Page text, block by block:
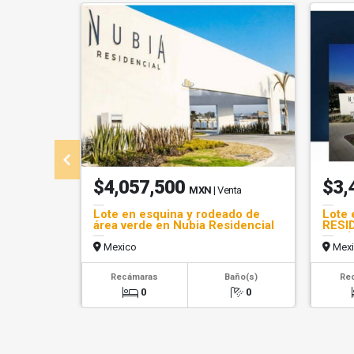
$4,057,500 MXN | Venta
Lote en esquina y rodeado de
área verde en Nubia Residencial
Mexico
Recámaras
0
Baño(s)
0
Lote